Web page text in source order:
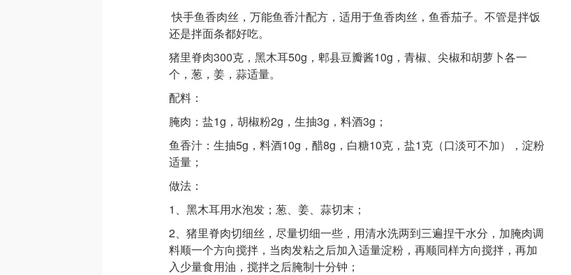
快手鱼香肉丝，万能鱼香汁配方，适用于鱼香肉丝，鱼香茄子。不管是拌饭
还是拌面条都好吃。
猪里脊肉300克，黑木耳50g，郫县豆瓣酱10g，青椒、尖椒和胡萝卜各一
个，葱，姜，蒜适量。
配料：
腌肉：盐1g，胡椒粉2g，生抽3g，料酒3g；
鱼香汁：生抽5g，料酒10g，醋8g，白糖10克，盐1克（口淡可不加），淀粉
适量；
做法：
1、黑木耳用水泡发；葱、姜、蒜切末；
2、猪里脊肉切细丝，尽量切细一些，用清水洗两到三遍捏干水分，加腌肉调
料顺一个方向搅拌，当肉发粘之后加入适量淀粉，再顺同样方向搅拌，再加
入少量食用油，搅拌之后腌制十分钟；